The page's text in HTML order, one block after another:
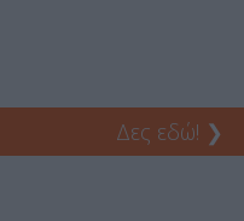
Δες εδώ! ❯